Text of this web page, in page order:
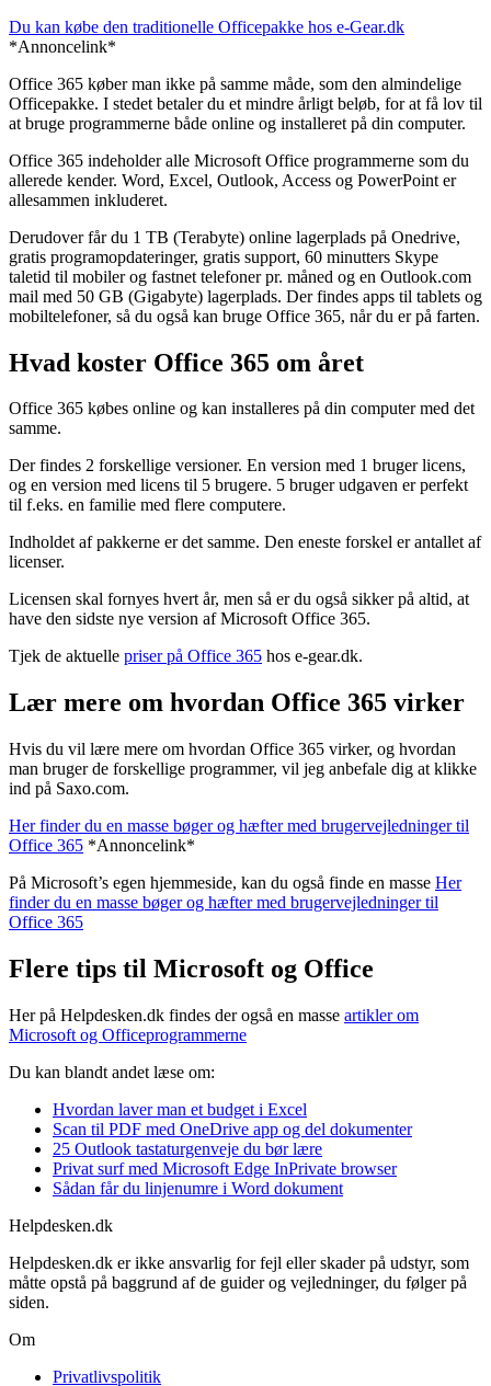
Du kan købe den traditionelle Officepakke hos e-Gear.dk
*Annoncelink*
Office 365 køber man ikke på samme måde, som den almindelige
Officepakke. I stedet betaler du et mindre årligt beløb, for at få lov til
at bruge programmerne både online og installeret på din computer.
Office 365 indeholder alle Microsoft Office programmerne som du
allerede kender. Word, Excel, Outlook, Access og PowerPoint er
allesammen inkluderet.
Derudover får du 1 TB (Terabyte) online lagerplads på Onedrive,
gratis programopdateringer, gratis support, 60 minutters Skype
taletid til mobiler og fastnet telefoner pr. måned og en Outlook.com
mail med 50 GB (Gigabyte) lagerplads. Der findes apps til tablets og
mobiltelefoner, så du også kan bruge Office 365, når du er på farten.
Hvad koster Office 365 om året
Office 365 købes online og kan installeres på din computer med det
samme.
Der findes 2 forskellige versioner. En version med 1 bruger licens,
og en version med licens til 5 brugere. 5 bruger udgaven er perfekt
til f.eks. en familie med flere computere.
Indholdet af pakkerne er det samme. Den eneste forskel er antallet af
licenser.
Licensen skal fornyes hvert år, men så er du også sikker på altid, at
have den sidste nye version af Microsoft Office 365.
Tjek de aktuelle priser på Office 365 hos e-gear.dk.
Lær mere om hvordan Office 365 virker
Hvis du vil lære mere om hvordan Office 365 virker, og hvordan
man bruger de forskellige programmer, vil jeg anbefale dig at klikke
ind på Saxo.com.
Her finder du en masse bøger og hæfter med brugervejledninger til
Office 365 *Annoncelink*
På Microsoft’s egen hjemmeside, kan du også finde en masse Her
finder du en masse bøger og hæfter med brugervejledninger til
Office 365
Flere tips til Microsoft og Office
Her på Helpdesken.dk findes der også en masse artikler om
Microsoft og Officeprogrammerne
Du kan blandt andet læse om:
Hvordan laver man et budget i Excel
Scan til PDF med OneDrive app og del dokumenter
25 Outlook tastaturgenveje du bør lære
Privat surf med Microsoft Edge InPrivate browser
Sådan får du linjenumre i Word dokument
Helpdesken.dk
Helpdesken.dk er ikke ansvarlig for fejl eller skader på udstyr, som
måtte opstå på baggrund af de guider og vejledninger, du følger på
siden.
Om
Privatlivspolitik